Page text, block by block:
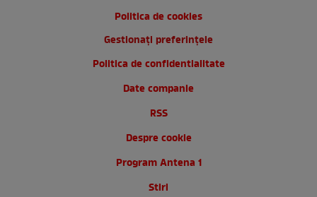
Politica de cookies
Gestionați preferințele
Politica de confidentialitate
Date companie
RSS
Despre cookie
Program Antena 1
Stiri